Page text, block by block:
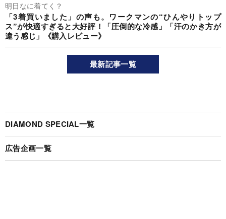
明日なに着てく？
「3着買いました」の声も。ワークマンの“ひんやりトップ
ス”が快適すぎると大好評！「圧倒的な冷感」「汗のかき方が
違う感じ」《購入レビュー》
最新記事一覧
DIAMOND SPECIAL一覧
広告企画一覧